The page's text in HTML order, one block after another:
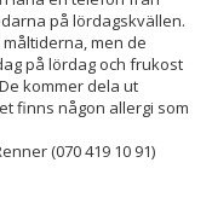
på lördagskvällen.
men de
på lördag och frukost
kommer dela ut
finns någon allergi som
(070 419 10 91)